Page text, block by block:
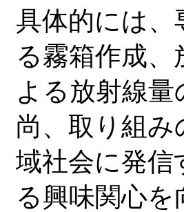
具体的には
る霧箱作成
よる放射線
尚、取り組
域社会に発信
る興味関心